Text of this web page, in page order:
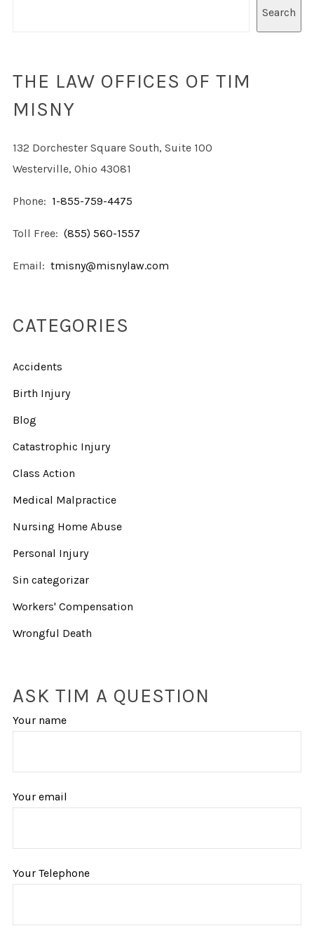
Search
THE LAW OFFICES OF TIM
MISNY
132 Dorchester Square South, Suite 100
Westerville, Ohio 43081
Phone: 1-855-759-4475
Toll Free: (855) 560-1557
Email: tmisny@misnylaw.com
CATEGORIES
Accidents
Birth Injury
Blog
Catastrophic Injury
Class Action
Medical Malpractice
Nursing Home Abuse
Personal Injury
Sin categorizar
Workers' Compensation
Wrongful Death
ASK TIM A QUESTION
Your name
Your email
Your Telephone